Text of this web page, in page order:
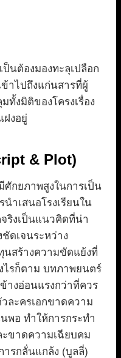
ป็นต้องมองทะลุเปลือก
าไปถึงแก่นสารที่ผู้
ทั้งมิติของโครงเรื่อง
ฝงอยู่
& Plot)
ศักยภาพสูงในการเป็น
ำเสนอโรงเรียนใน
ริงเป็นแนวคิดที่น่า
ดเจนระหว่าง
นสร้างความขัดแย้งที่
ไรก็ตาม บทภาพยนตร์
างอ่อนแรงกว่าที่ควร
ละครเอกขาดความ
พอ ทำให้การกระทำ
ะขาดความเฉียบคม
รกลั่นแกล้ง (บูลลี่)